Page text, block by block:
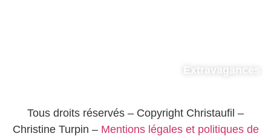
Extravagances
Tous droits réservés – Copyright Christaufil –
Christine Turpin – Mentions légales et politiques de